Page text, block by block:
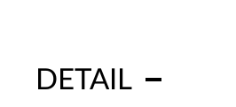
DETAIL